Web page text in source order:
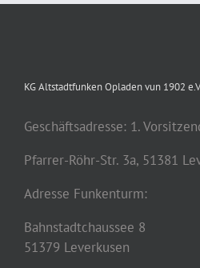
KG Altstadtfunken Opladen vun 1902
Geschäftsadresse: 1.
Pfarrer-Röhr-Str. 3a, 51381
Adresse Funkenturm:
Bahnstadtchaussee 8
51379 Leverkusen